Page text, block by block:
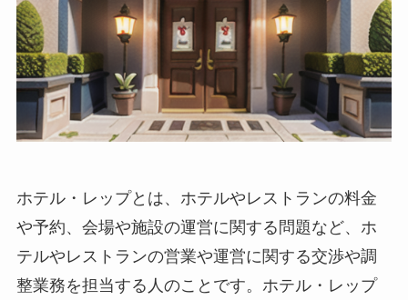
ホテル・レップとは、ホテルやレストランの料金
や予約、会場や施設の運営に関する問題など、ホ
テルやレストランの営業や運営に関する交渉や調
整業務を担当する人のこと です。ホテル・レップ